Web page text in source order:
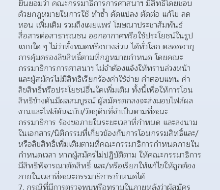
ยินยอมว่า คณะกรรมาธิการการศาสนาฯ มีสิทธิโดยชอบ
ด้วยกฎหมายในการใช้ ทำซ้ำ ดัดแปลง ตัดต่อ แก้ไข ลด
ทอน เพิ่มเติม รวมถึงเผยแพร่ โฆษณาประชาสัมพันธ์
สื่อสารต่อสาธารณชน ออกอากาศหรือใช้ประโยชน์ในรูป
แบบใด ๆ ไม่ว่าทั้งหมดหรือบางส่วน ได้ทั่วโลก ตลอดอายุ
การคุ้มครองลิขสิทธิ์ตามที่กฎหมายกำหนด โดยคณะ
กรรมาธิการการศาสนาฯ ไม่จำต้องแจ้งให้ทราบล่วงหน้า
และผู้สมัครไม่มีสิทธิเรียกร้องค่าใช้จ่าย ค่าตอบแทน ค่า
ลิขสิทธิ์หรือประโยชน์อื่นใดเพิ่มเติม ทั้งนี้เพื่อให้การโอน
สิทธิข้างต้นมีผลสมบูรณ์ ผู้สมัครตกลงจะส่งมอบไฟล์ผล
งานและไฟล์ต้นฉบับ/วัตถุดิบที่จำเป็นตามที่คณะ
กรรมาธิการ ร้องขอภายในระยะเวลาที่กำหนด และลงนาม
ในเอกสาร/นิติกรรมที่เกี่ยวข้องกับการโอนกรรมสิทธิ์และ/
หรือลิขสิทธิ์เพิ่มเติมตามที่คณะกรรมาธิการกำหนดภายใน
กำหนดเวลา หากผู้สมัครไม่ปฏิบัติตาม ให้คณะกรรมาธิการ
มีสิทธิพิจารณาตัดสิทธิ์ และ/หรือเรียกให้แก้ไขให้ถูกต้อง
ภายในเวลาที่คณะกรรมาธิการกำหนดได้